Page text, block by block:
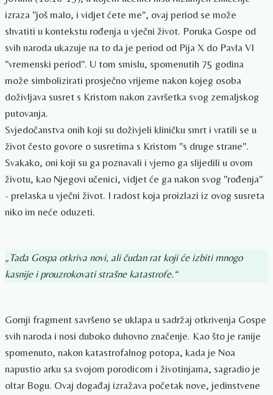
izraza "još malo, i vidjet ćete me", ovaj period se može
shvatiti u kontekstu rođenja u vječni život. Poruka Gospe od
svih naroda ukazuje na to da je period od Pija X do Pavla VI
"vremenski period". U tom smislu, spomenutih 75 godina
može simbolizirati prosječno vrijeme nakon kojeg osoba
doživljava susret s Kristom nakon završetka svog zemaljskog
putovanja.
Svjedočanstva onih koji su doživjeli kliničku smrt i vratili se u
život često govore o susretima s Kristom "s druge strane".
Svakako, oni koji su ga poznavali i vjerno ga slijedili u ovom
životu, kao Njegovi učenici, vidjet će ga nakon svog "rođenja"
- prelaska u vječni život. I radost koja proizlazi iz ovog susreta
niko im neće oduzeti.
„Tada Gospa otkriva novi, ali čudan rat koji će izbiti mnogo
kasnije i prouzrokovati strašne katastrofe.“
Gornji fragment savršeno se uklapa u sadržaj otkrivenja Gospe
svih naroda i nosi duboko duhovno značenje. Kao što je ranije
spomenuto, nakon katastrofalnog potopa, kada je Noa
napustio arku sa svojom porodicom i životinjama, sagradio je
oltar Bogu. Ovaj događaj izražava početak nove, jedinstvene